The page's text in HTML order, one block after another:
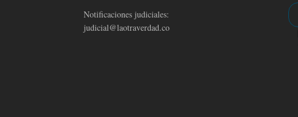
Notificaciones judiciales:
judicial@laotraverdad.co